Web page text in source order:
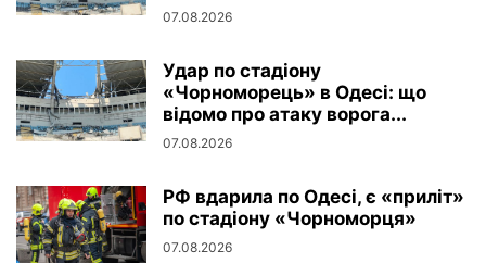
07.08.2026
Удар по стадіону
«Чорноморець» в Одесі: що
відомо про атаку ворога...
07.08.2026
РФ вдарила по Одесі, є «приліт»
по стадіону «Чорноморця»
07.08.2026